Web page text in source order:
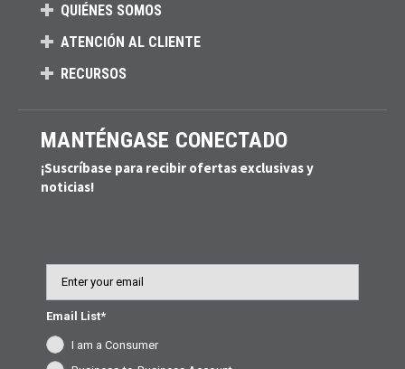
QUIÉNES SOMOS
ATENCIÓN AL CLIENTE
RECURSOS
MANTÉNGASE CONECTADO
¡Suscríbase para recibir ofertas exclusivas y
noticias!
Email List*
I am a Consumer